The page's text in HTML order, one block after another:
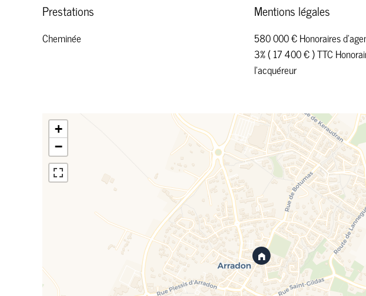
Prestations
Cheminée
Mentions légales
580 000 € Honoraires
3% ( 17 400 € ) TTC
l'acquéreur
+
−